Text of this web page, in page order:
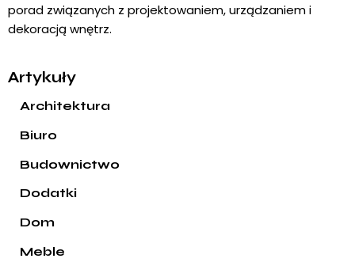
porad związanych z projektowaniem, urządzaniem i
dekoracją wnętrz.
Artykuły
Architektura
Biuro
Budownictwo
Dodatki
Dom
Meble